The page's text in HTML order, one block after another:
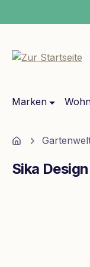
Zur
Marken
Home
Sika